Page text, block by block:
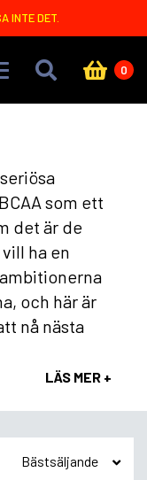
INTE DET.
0
som ett
det är de
ha en
och här är
nå nästa
LÄS MER +